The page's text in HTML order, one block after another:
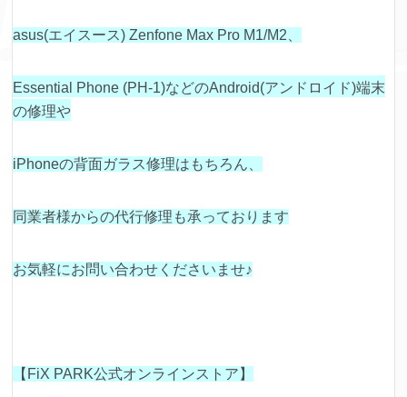
asus(エイスース) Zenfone Max Pro M1/M2、
Essential Phone (PH-1)などのAndroid(アンドロイド)端末
の修理や
iPhoneの背面ガラス修理はもちろん、
同業者様からの代行修理も承っております
お気軽にお問い合わせくださいませ♪
【FiX PARK公式オンラインストア】